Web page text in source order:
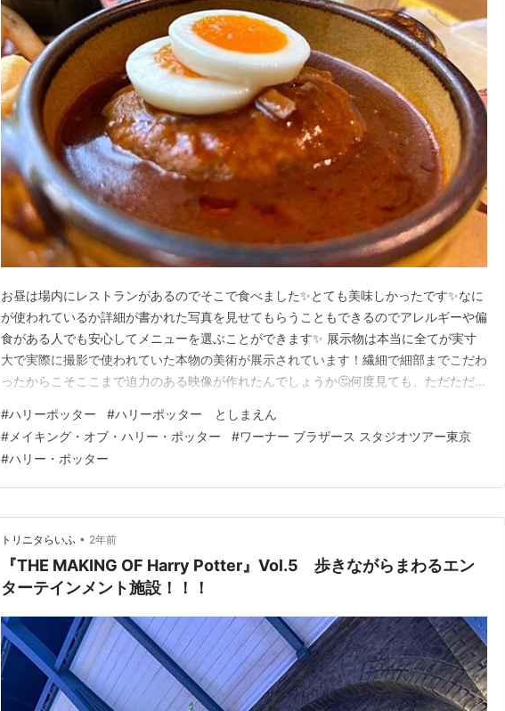
お昼は場内にレストランがあるのでそこで食べました✨とても美味しかったです✨なに
が使われているか詳細が書かれた写真を見せてもらうこともできるのでアレルギーや偏
食がある人でも安心してメニューを選ぶことができます✨ 展示物は本当に全てが実寸
大で実際に撮影で使われていた本物の美術が展示されています！繊細で細部までこだわ
ったからこそここまで迫力のある映像が作れたんでしょうか🤔何度見ても、ただただス
Warner Bros. Studio Tour Tokyo - The Making of Harry Potter © &…
#ハリーポッター #ハリーポッター としまえん
# メイキング・オブ・ハリー・ポッター #ワーナー ブラザース スタジオツアー東京
#ハリー・ポッター
トリニタらいふ • 2年前
『THE MAKING OF Harry Potter』Vol.5 歩きながらまわるエン
ターテインメント施設！！！